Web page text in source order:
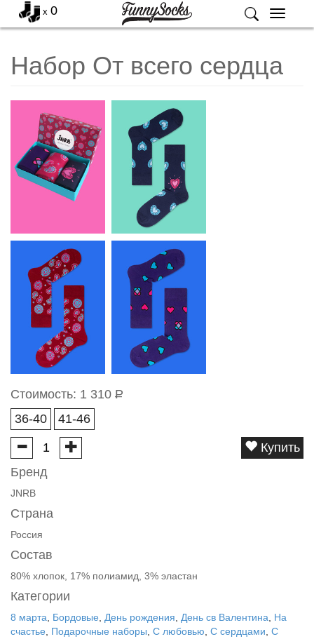
Меню
x 0
Набор От всего сердца
Стоимость: 1 310 Р
36-40
41-46
Купить
Бренд
JNRB
Страна
Россия
Состав
80% хлопок, 17% полиамид, 3% эластан
Категории
8 марта Бордовые День рождения День св Валентина
На
счастье
Подарочные наборы С любовью С сердцами С